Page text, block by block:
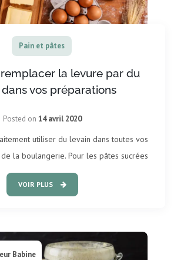
Pain et pâtes
la levure par du
vos préparations
Posted on 14 avril 2020
utiliser du levain dans toutes vos
la boulangerie. Pour les pâtes sucrées
VOIR PLUS
Babine